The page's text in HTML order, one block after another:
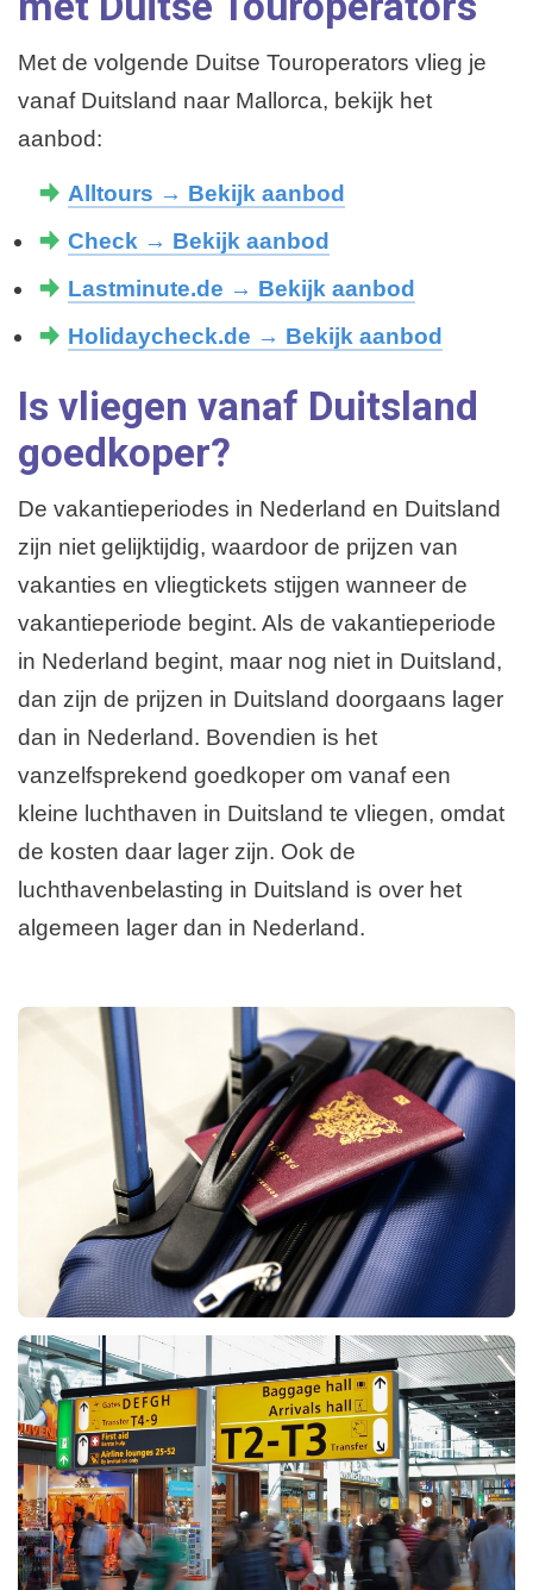
Met de volgende Duitse Touroperators vlieg je
vanaf Duitsland naar Mallorca, bekijk het
aanbod:
Alltours → Bekijk aanbod
Check → Bekijk aanbod
Lastminute.de → Bekijk aanbod
Holidaycheck.de → Bekijk aanbod
Is vliegen vanaf Duitsland
goedkoper?
De vakantieperiodes in Nederland en Duitsland
zijn niet gelijktijdig, waardoor de prijzen van
vakanties en vliegtickets stijgen wanneer de
vakantieperiode begint. Als de vakantieperiode
in Nederland begint, maar nog niet in Duitsland,
dan zijn de prijzen in Duitsland doorgaans lager
dan in Nederland. Bovendien is het
vanzelfsprekend goedkoper om vanaf een
kleine luchthaven in Duitsland te vliegen, omdat
de kosten daar lager zijn. Ook de
luchthavenbelasting in Duitsland is over het
algemeen lager dan in Nederland.